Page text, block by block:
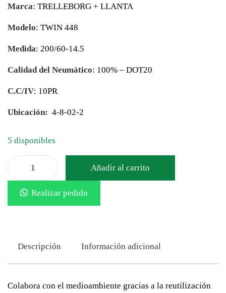
Marca: TRELLEBORG + LLANTA
Modelo: TWIN 448
Medida: 200/60-14.5
Calidad del Neumático: 100% – DOT20
C.C/IV: 10PR
Ubicación: 4-8-02-2
5 disponibles
Añadir al carrito
Realizar pedido
Descripción Información adicional
Colabora con el medioambiente gracias a la reutilización